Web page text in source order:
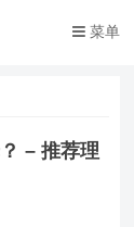
菜单
– 推荐理